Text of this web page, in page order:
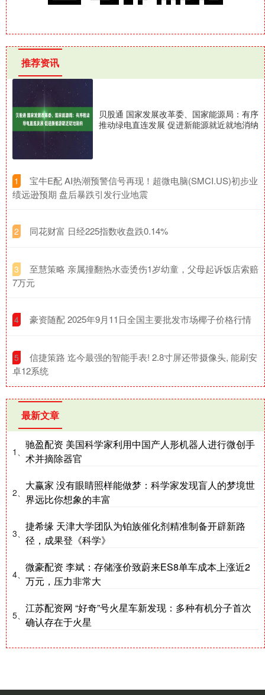
推荐资讯
贝股通 国家发展改革委、国家能源局：有序
推动绿电直连发展 促进新能源就近就地消纳
1
​宝牛E配 AI热潮预警信号再现！超微电脑(SMCI.US)初步业
绩远逊预期 盘后暴跌引发行业地震
2 ​同花财富 日经225指数收盘跌0.14%
3
​至慧策略 亲属撞翻热水壶烫伤1岁幼童，父母起诉饭店索赔
7万元
4 ​豪资随配 2025年9月11日全国主要批发市场椰子价格行情
5
​信捷策路 迄今最强的智能手表! 2.8寸屏还带摄像头, 能刷安
卓12系统
最新文章
1、
驰盈配资 美国科学家利用中国产人形机器人进行微创手
术并摘除器官
2、
大赢家 没有眼睛照样能做梦：科学家发现盲人的梦境世
界远比你想象的丰富
3、
捷希缘 天津大学团队为铂族催化剂精准制备开辟新路
径，成果登《科学》
4、
微豪配资 李斌：存储涨价致蔚来ES8单车成本上涨近2
万元，压力非常大
5、
江苏配资网 “好奇”号火星车新发现：多种有机分子首次
确认存在于火星